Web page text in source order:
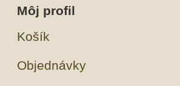
Môj profil
Košík
Objednávky